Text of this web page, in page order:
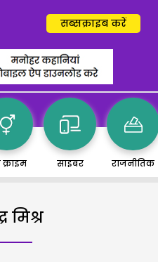
सब्सक्राइब करें
साइबर राजनीतिक
मिश्र